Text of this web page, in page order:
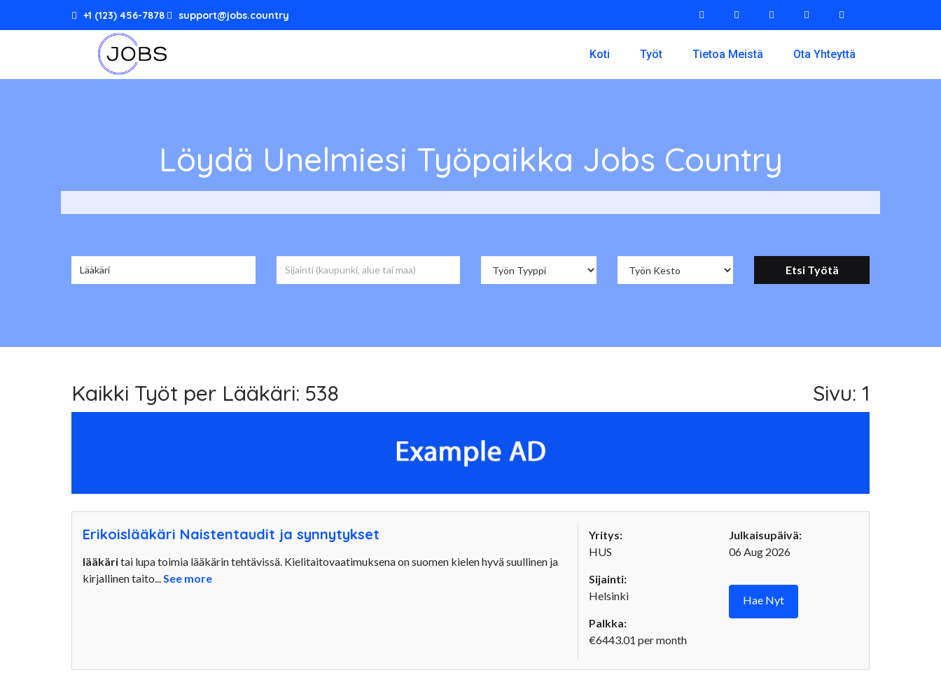
+1 (123) 456-7878 support@jobs.country
Koti Työt Tietoa Meistä Ota Yhteyttä
Löydä Unelmiesi Työpaikka Jobs Country
Kaikki Työt per Lääkäri: 538 Sivu: 1
Erikoislääkäri Naistentaudit ja synnytykset
lääkäritai lupa toimia lääkärin tehtävissä. Kielitaitovaatimuksena on suomen kielen hyvä suullinen ja
kirjallinen taito...See more
Yritys:
HUS
Sijainti:
Helsinki
Palkka:
€6443.01 per month
Julkaisupäivä:
06 Aug 2026
Hae Nyt